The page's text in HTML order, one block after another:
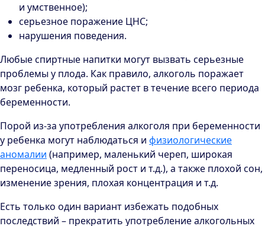
и умственное);
серьезное поражение ЦНС;
нарушения поведения.
Любые спиртные напитки могут вызвать серьезные
проблемы у плода. Как правило, алкоголь поражает
мозг ребенка, который растет в течение всего периода
беременности.
Порой из-за употребления алкоголя при беременности
у ребенка могут наблюдаться и физиологические
аномалии (например, маленький череп, широкая
переносица, медленный рост и т.д.), а также плохой сон,
изменение зрения, плохая концентрация и т.д.
Есть только один вариант избежать подобных
последствий – прекратить употребление алкогольных